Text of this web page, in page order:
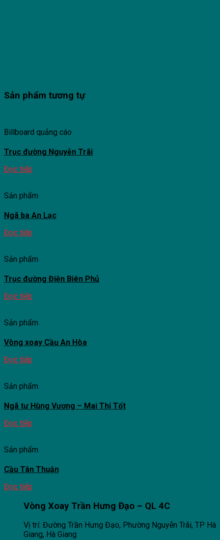
Sản phẩm tương tự
Billboard quảng cáo
Trục đường Nguyễn Trãi
Đọc tiếp
Sản phẩm
Ngã ba An Lạc
Đọc tiếp
Sản phẩm
Trục đường Điện Biên Phủ
Đọc tiếp
Sản phẩm
Vòng xoay Cầu An Hòa
Đọc tiếp
Sản phẩm
Ngã tư Hùng Vương – Mai Thị Tốt
Đọc tiếp
Sản phẩm
Cầu Tân Thuận
Đọc tiếp
Vòng Xoay Trần Hưng Đạo – QL 4C
Vị trí: Đường Trần Hưng Đạo, Phường Nguyễn Trãi, TP Hà
Giang, Hà Giang